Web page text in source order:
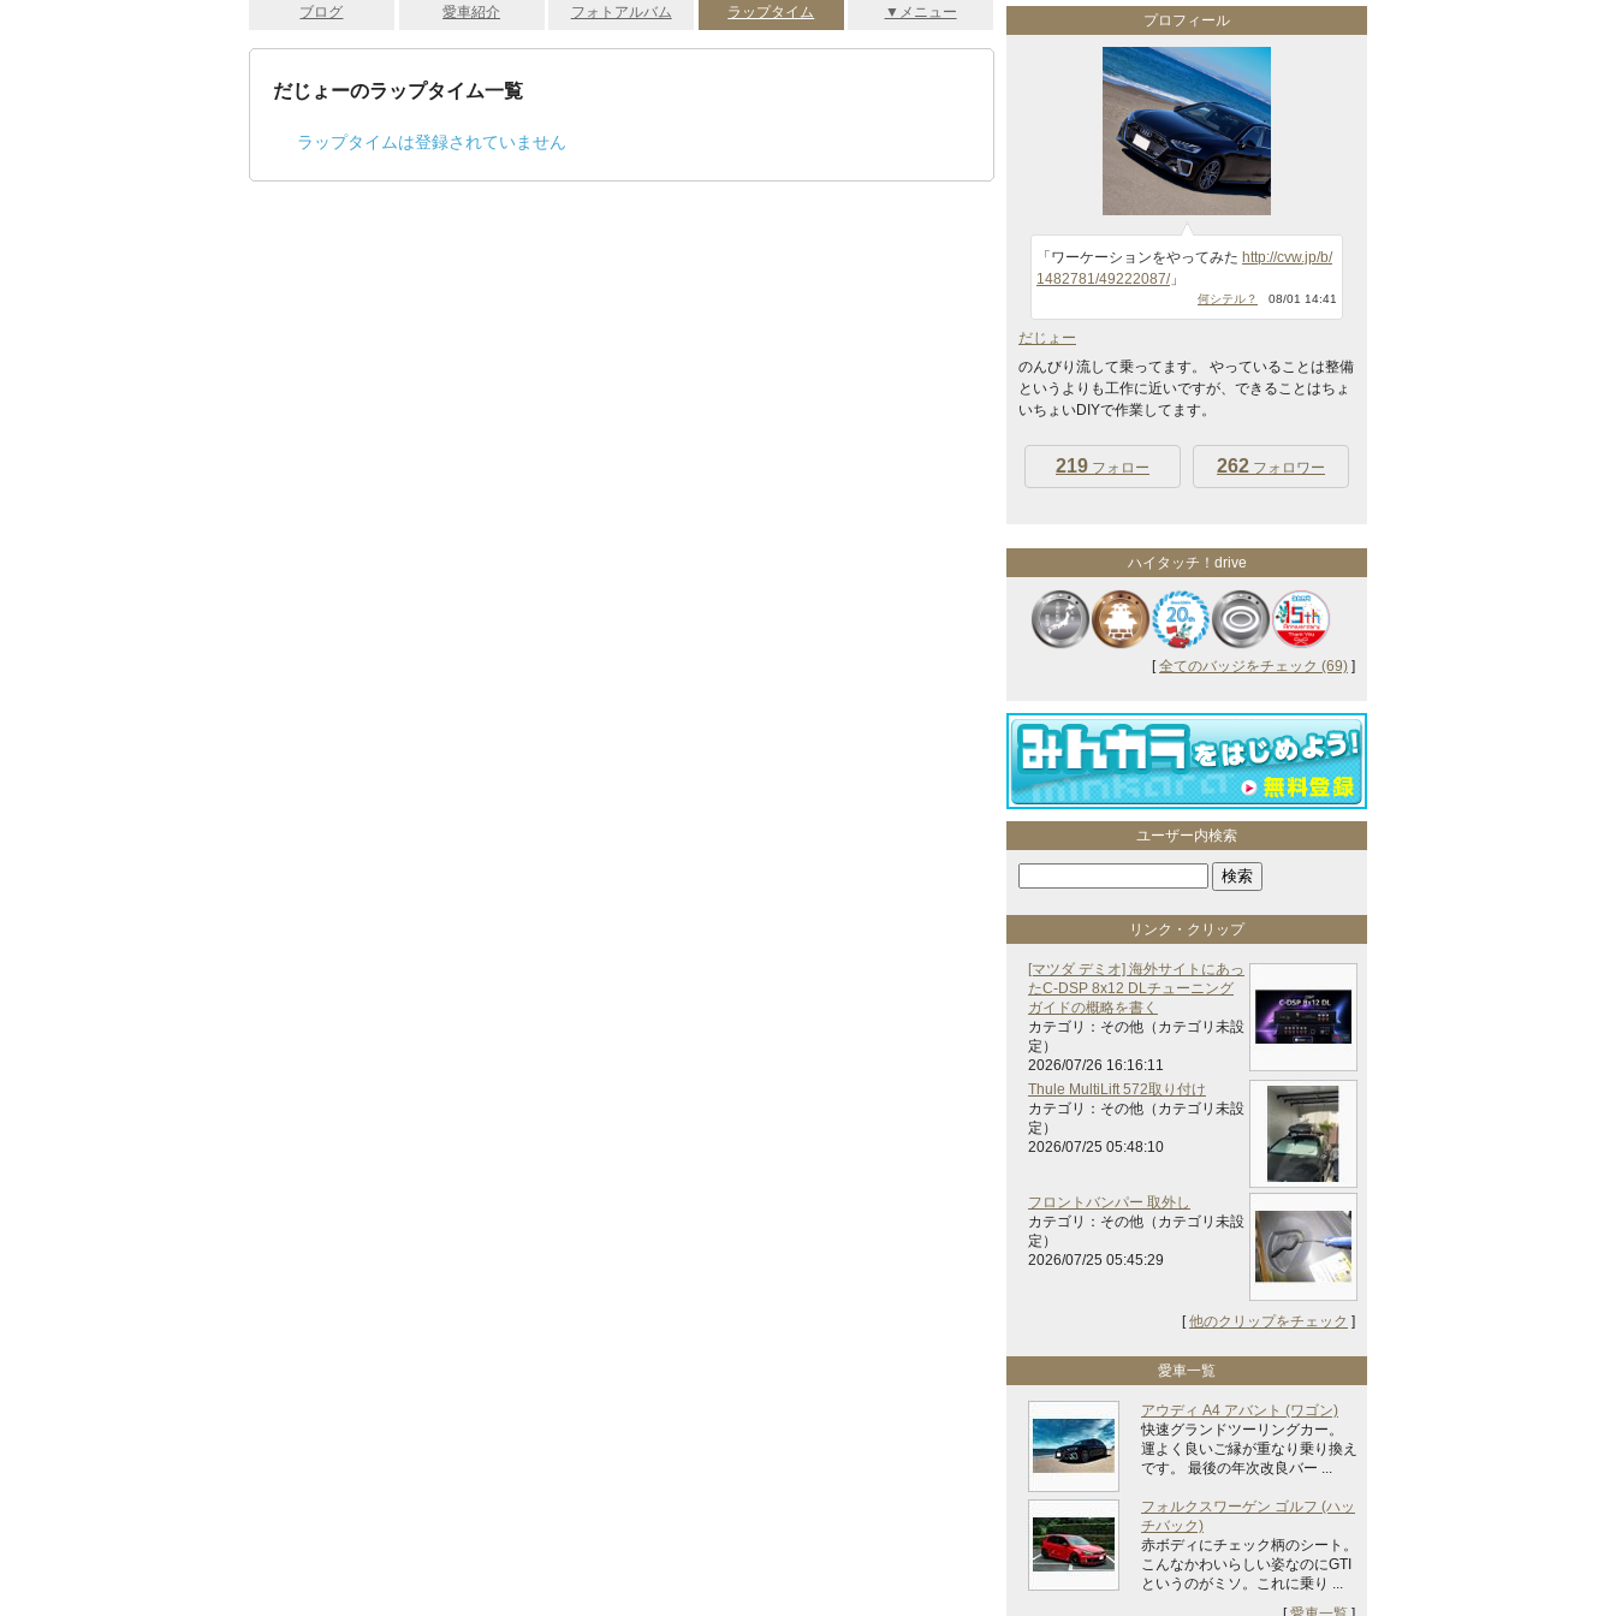
ブログ 愛車紹介 フォトアルバム ラップタイム ▼メニュー
だじょーのラップタイム一覧
ラップタイムは登録されていません
プロフィール
「ワーケーションをやってみた http://cvw.jp/b/
1482781/49222087/」
何シテル？ 08/01 14:41
だじょー
のんびり流して乗ってます。 やっていることは整備
というよりも工作に近いですが、できることはちょ
いちょいDIYで作業してます。
219 フォロー 262 フォロワー
ハイタッチ！drive
[全てのバッジをチェック (69) ]
ユーザー内検索
リンク・クリップ
[マツダ デミオ] 海外サイトにあっ
たC-DSP 8x12 DLチューニング
ガイドの概略を書く
カテゴリ：その他（カテゴリ未設
定）
2026/07/26 16:16:11
Thule MultiLift 572取り付け
カテゴリ：その他（カテゴリ未設
定）
2026/07/25 05:48:10
フロントバンパー 取外し
カテゴリ：その他（カテゴリ未設
定）
2026/07/25 05:45:29
[他のクリップをチェック ]
愛車一覧
アウディ A4 アバント (ワゴン)
快速グランドツーリングカー。
運よく良いご縁が重なり乗り換え
です。 最後の年次改良バー ...
フォルクスワーゲン ゴルフ (ハッ
チバック)
赤ボディにチェック柄のシート。
こんなかわいらしい姿なのにGTI
というのがミソ。これに乗り ...